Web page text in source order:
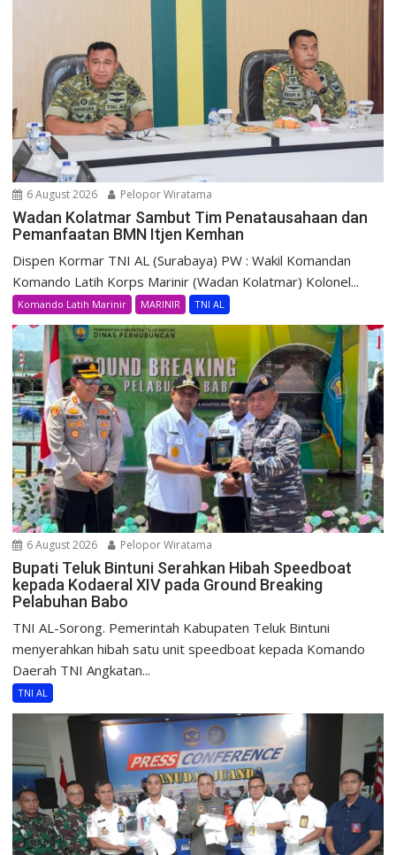
6 August 2026 Pelopor Wiratama
Wadan Kolatmar Sambut Tim Penatausahaan dan
Pemanfaatan BMN Itjen Kemhan
Dispen Kormar TNI AL (Surabaya) PW : Wakil Komandan
Komando Latih Korps Marinir (Wadan Kolatmar) Kolonel...
Komando Latih Marinir MARINIR TNI AL
6 August 2026 Pelopor Wiratama
Bupati Teluk Bintuni Serahkan Hibah Speedboat
kepada Kodaeral XIV pada Ground Breaking
Pelabuhan Babo
TNI AL-Sorong. Pemerintah Kabupaten Teluk Bintuni
menyerahkan hibah satu unit speedboat kepada Komando
Daerah TNI Angkatan...
TNI AL